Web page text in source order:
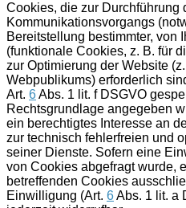
Cookies, die zur Durchführung
Kommunikationsvorgangs
Bereitstellung bestimmter, von
(funktionale Cookies, z. B. für
zur Optimierung der Website
Webpublikums) erforderlich
Art. 6Abs. 1 lit. f DSGVO
Rechtsgrundlage angegeben
ein berechtigtes Interesse an
zur technisch fehlerfreien und
seiner Dienste. Sofern eine
von Cookies abgefragt wurde,
betreffenden Cookies
Einwilligung (Art. 6Abs. 1 lit. a